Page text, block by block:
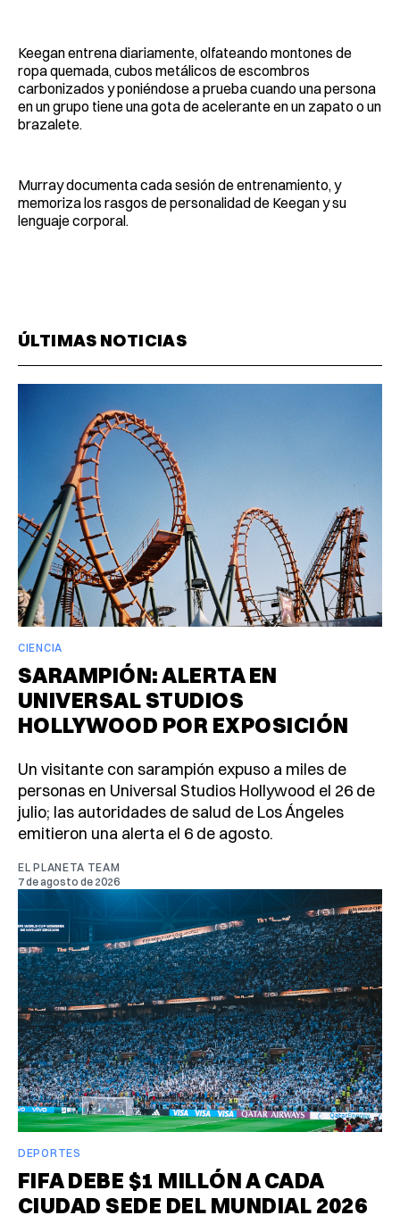
Keegan entrena diariamente, olfateando montones de
ropa quemada, cubos metálicos de escombros
carbonizados y poniéndose a prueba cuando una persona
en un grupo tiene una gota de acelerante en un zapato o un
brazalete.
Murray documenta cada sesión de entrenamiento, y
memoriza los rasgos de personalidad de Keegan y su
lenguaje corporal.
ÚLTIMAS NOTICIAS
CIENCIA
SARAMPIÓN: ALERTA EN
UNIVERSAL STUDIOS
HOLLYWOOD POR EXPOSICIÓN
Un visitante con sarampión expuso a miles de
personas en Universal Studios Hollywood el 26 de
julio; las autoridades de salud de Los Ángeles
emitieron una alerta el 6 de agosto.
EL PLANETA TEAM
7 de agosto de 2026
DEPORTES
FIFA DEBE $1 MILLÓN A CADA
CIUDAD SEDE DEL MUNDIAL 2026